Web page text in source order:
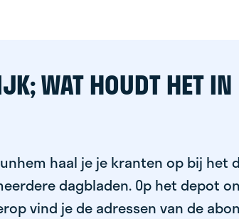
WAT HOUDT HET IN
haal je je kranten op bij het
dagbladen. Op het depot
vind je de adressen van de